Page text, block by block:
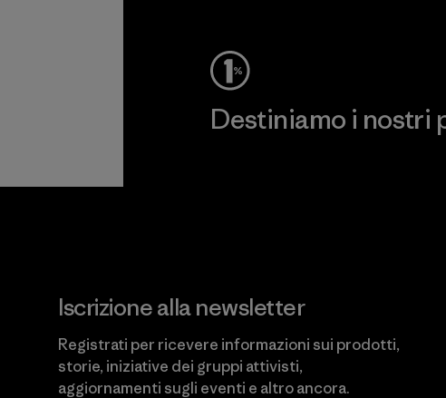
Destiniamo i nostri
Iscrizione alla newsletter
Registrati per ricevere informazioni sui prodotti,
storie, iniziative dei gruppi attivisti,
aggiornamenti sugli eventi e altro ancora.